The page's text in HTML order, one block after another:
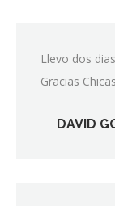
DAVID
Llevo dos
Gracias Chicas